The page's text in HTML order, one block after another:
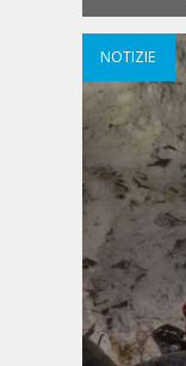
NOTIZIE